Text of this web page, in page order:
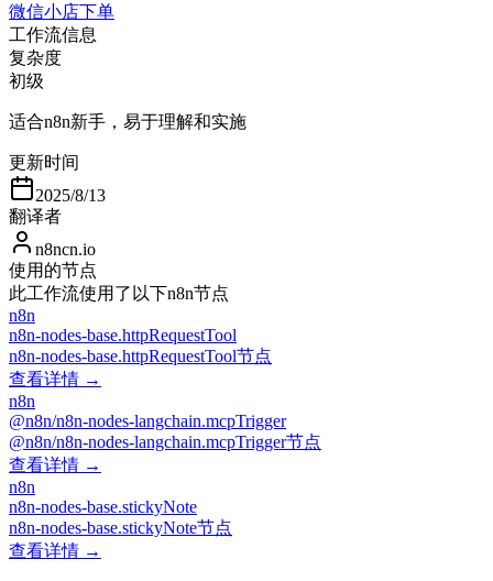
微信小店下单
工作流信息
复杂度
初级
适合n8n新手，易于理解和实施
更新时间
2025/8/13
翻译者
n8ncn.io
使用的节点
此工作流使用了以下n8n节点
n8n
n8n-nodes-base.httpRequestTool
n8n-nodes-base.httpRequestTool节点
查看详情 →
n8n
@n8n/n8n-nodes-langchain.mcpTrigger
@n8n/n8n-nodes-langchain.mcpTrigger节点
查看详情 →
n8n
n8n-nodes-base.stickyNote
n8n-nodes-base.stickyNote节点
查看详情 →